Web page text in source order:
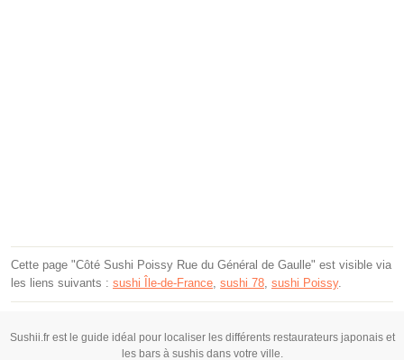
Cette page "Côté Sushi Poissy Rue du Général de Gaulle" est visible via
les liens suivants : sushi Île-de-France, sushi 78, sushi Poissy.
Sushii.fr est le guide idéal pour localiser les différents restaurateurs japonais et
les bars à sushis dans votre ville.